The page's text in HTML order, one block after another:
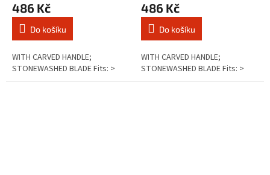
486 Kč
Do košíku
WITH CARVED HANDLE;
STONEWASHED BLADE Fits: >
486 Kč
Do košíku
WITH CARVED HANDLE;
STONEWASHED BLADE Fits: >